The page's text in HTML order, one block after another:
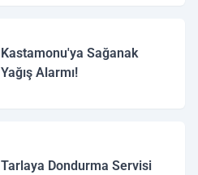
Kastamonu'ya Sağanak
Yağış Alarmı!
Tarlaya Dondurma Servisi